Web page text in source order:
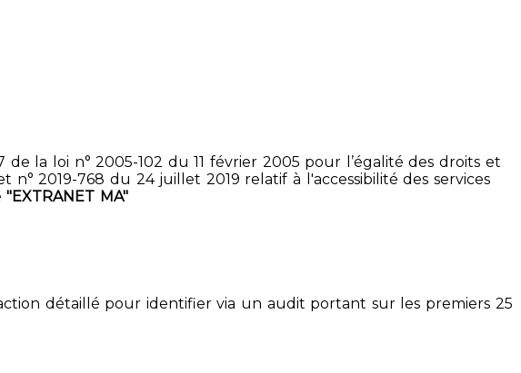
la loi n° 2005-102 du 11 février 2005 pour l’égalité des droits et
2019-768 du 24 juillet 2019 relatif à l'accessibilité des services
"EXTRANET MA"
détaillé pour identifier via un audit portant sur les premiers 25